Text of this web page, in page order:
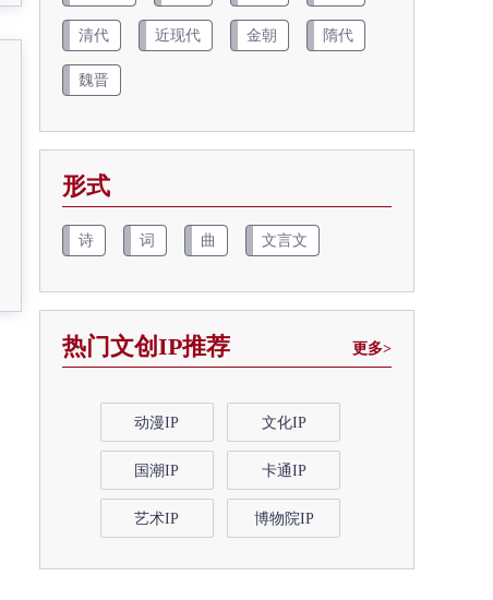
清代 近现代 金朝 隋代
魏晋
形式
诗 词 曲 文言文
热门文创IP推荐 更多>
动漫IP 文化IP
国潮IP 卡通IP
艺术IP 博物院IP